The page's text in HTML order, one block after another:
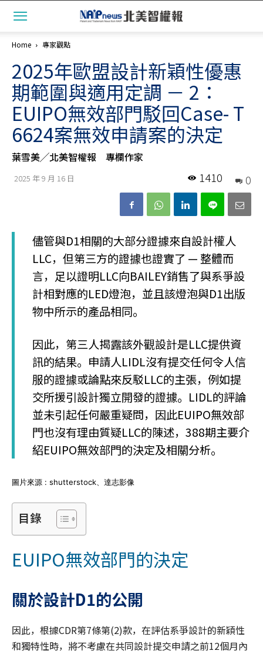
Home 專家觀點
2025年歐盟設計新穎性優惠
期範圍與適用定調 － 2：
EUIPO無效部門駁回Case- T
6624案無效申請案的決定
葉雪美╱北美智權報 專欄作家
2025 年 9 月 16 日 0
1410
儘管與D1相關的大部分證據來自設計權人
LLC，但第三方的證據也證實了 — 整體而
言，足以證明LLC向BAILEY銷售了與系爭設
計相對應的LED燈泡，並且該燈泡與D1出版
物中所示的產品相同。
因此，第三人揭露該外觀設計是LLC提供資
訊的結果。申請人LIDL沒有提交任何令人信
服的證據或論點來反駁LLC的主張，例如提
交所援引設計獨立開發的證據。LIDL的評論
並未引起任何嚴重疑問，因此EUIPO無效部
門也沒有理由質疑LLC的陳述，388期主要介
紹EUIPO無效部門的決定及相關分析。
圖片來源 : shutterstock、達志影像
目錄
EUIPO無效部門的決定
關於設計D1的公開
因此，根據CDR第7條第(2)款，在評估系爭設計的新穎性
和獨特性時，將不考慮在共同設計提交申請之前12個月內